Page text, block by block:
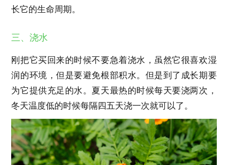
长它的生命周期。
三、浇水
刚把它买回来的时候不要急着浇水，虽然它很喜欢湿
润的环境，但是要避免根部积水。但是到了成长期要
为它提供充足的水。夏天最热的时候每天要浇两次，
冬天温度低的时候每隔四五天浇一次就可以了。